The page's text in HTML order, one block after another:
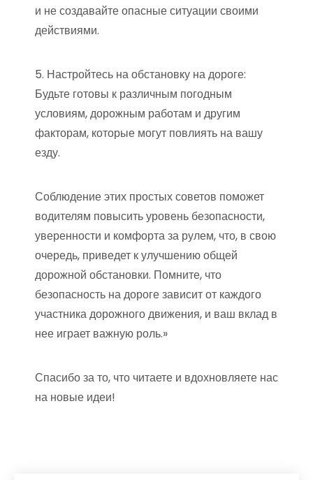
и не создавайте опасные ситуации своими
действиями.
5. Настройтесь на обстановку на дороге:
Будьте готовы к различным погодным
условиям, дорожным работам и другим
факторам, которые могут повлиять на вашу
езду.
Соблюдение этих простых советов поможет
водителям повысить уровень безопасности,
уверенности и комфорта за рулем, что, в свою
очередь, приведет к улучшению общей
дорожной обстановки. Помните, что
безопасность на дороге зависит от каждого
участника дорожного движения, и ваш вклад в
нее играет важную роль.»
Спасибо за то, что читаете и вдохновляете нас
на новые идеи!